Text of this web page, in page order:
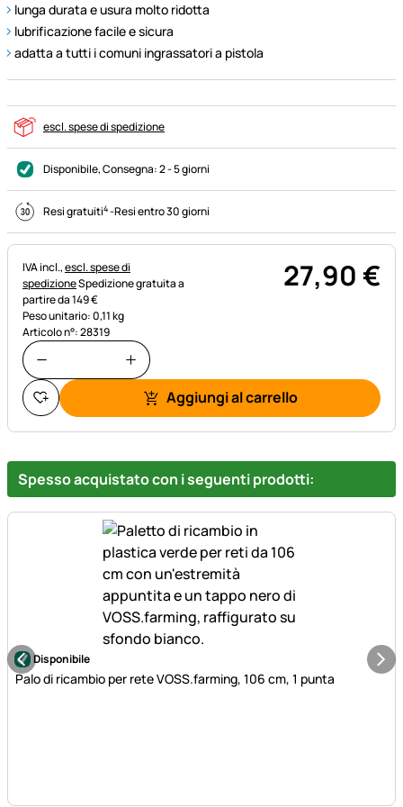
lunga durata e usura molto ridotta
lubrificazione facile e sicura
adatta a tutti i comuni ingrassatori a pistola
escl. spese di spedizione
Disponibile, Consegna:2 - 5 giorni
Resi gratuiti4-Resi entro 30 giorni
Informazioni fiscali:
IVA incl.,escl. spese di
spedizioneSpedizione gratuita a
partire da 149 €
Peso unitario: 0,11 kg
Articolo n°: 28319
27,90€
Aggiungi al carrello
Spesso acquistato con i seguenti prodotti:
Disponibile
Palo di ricambio per rete VOSS.farming, 106 cm, 1 punta